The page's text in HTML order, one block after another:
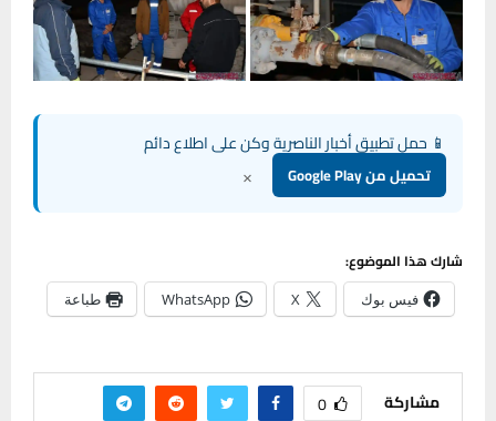
📱 حمل تطبيق أخبار الناصرية وكن على اطلاع دائم
تحميل من Google Play ×
شارك هذا الموضوع:
فيس بوك X
WhatsApp طباعة
مشاركة 0